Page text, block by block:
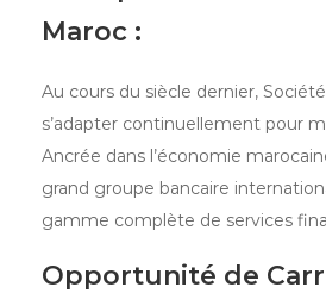
Maroc :
Au cours du siècle dernier,
s’adapter continuellement pour
Ancrée dans l’économie
grand groupe bancaire
gamme complète de services
Opportunité de